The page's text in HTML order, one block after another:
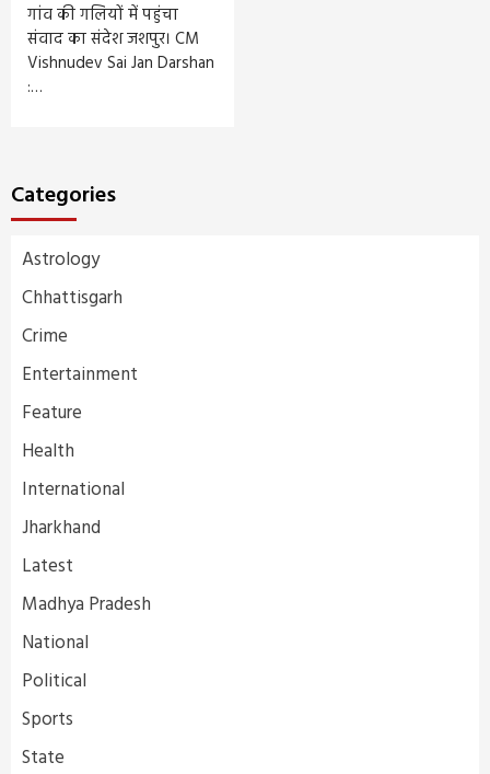
गांव की गलियों में पहुंचा
संवाद का संदेश जशपुर। CM
Vishnudev Sai Jan Darshan
:…
Categories
Astrology
Chhattisgarh
Crime
Entertainment
Feature
Health
International
Jharkhand
Latest
Madhya Pradesh
National
Political
Sports
State